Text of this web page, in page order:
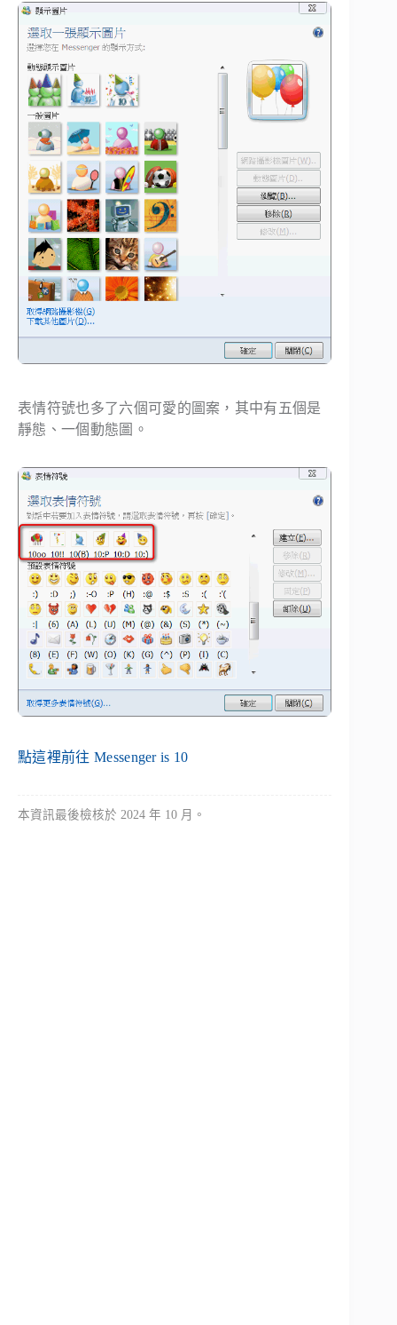
表情符號也多了六個可愛的圖案，其中有五個是
靜態、一個動態圖。
點這裡前往 Messenger is 10
本資訊最後檢核於 2024 年 10 月。